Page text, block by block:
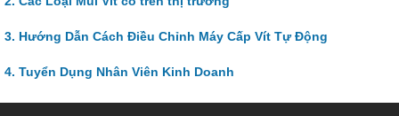
3. Hướng Dẫn Cách Điều Chỉnh Máy Cấp Vít Tự Động
4. Tuyển Dụng Nhân Viên Kinh Doanh